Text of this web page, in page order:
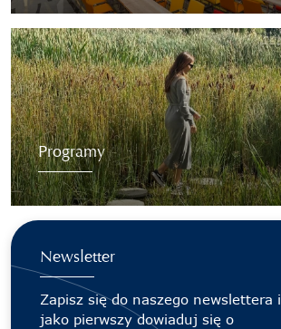
Programy
Newsletter
Zapisz się do naszego newslettera i
jako pierwszy dowiaduj się o